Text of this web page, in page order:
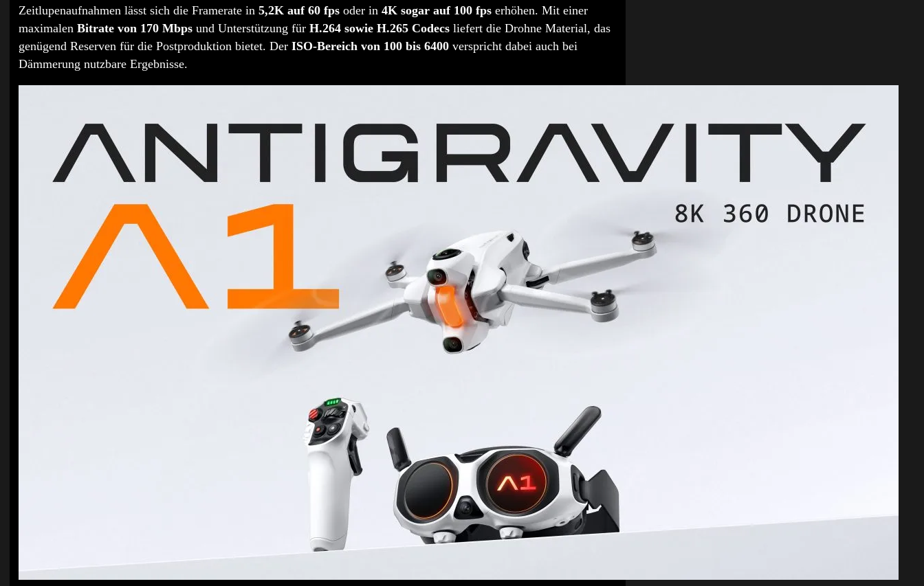
Zeitlupenaufnahmen lässt sich die Framerate in 5,2K auf 60 fps oder in 4K sogar auf 100 fps erhöhen. Mit einer
maximalen Bitrate von 170 Mbps und Unterstützung für H.264 sowie H.265 Codecs liefert die Drohne Material, das
genügend Reserven für die Postproduktion bietet. Der ISO-Bereich von 100 bis 6400 verspricht dabei auch bei
Dämmerung nutzbare Ergebnisse.